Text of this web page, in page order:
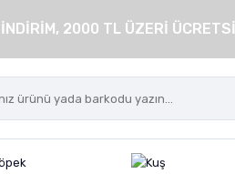
2000 TL ÜZERİ